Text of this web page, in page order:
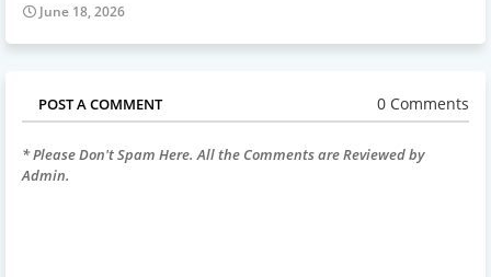
June 18, 2026
POST A COMMENT 0 Comments
* Please Don't Spam Here. All the Comments are Reviewed by
Admin.